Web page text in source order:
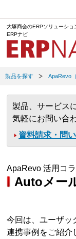
大塚商会のERPソリューショ
ERPナビ
製品を探す ApaRevo
製品、サービス
気軽にお問い合
資料請求・問
ApaRevo 活用コ
Autoメー
今回は、ユーザッ
連携事例をご紹介